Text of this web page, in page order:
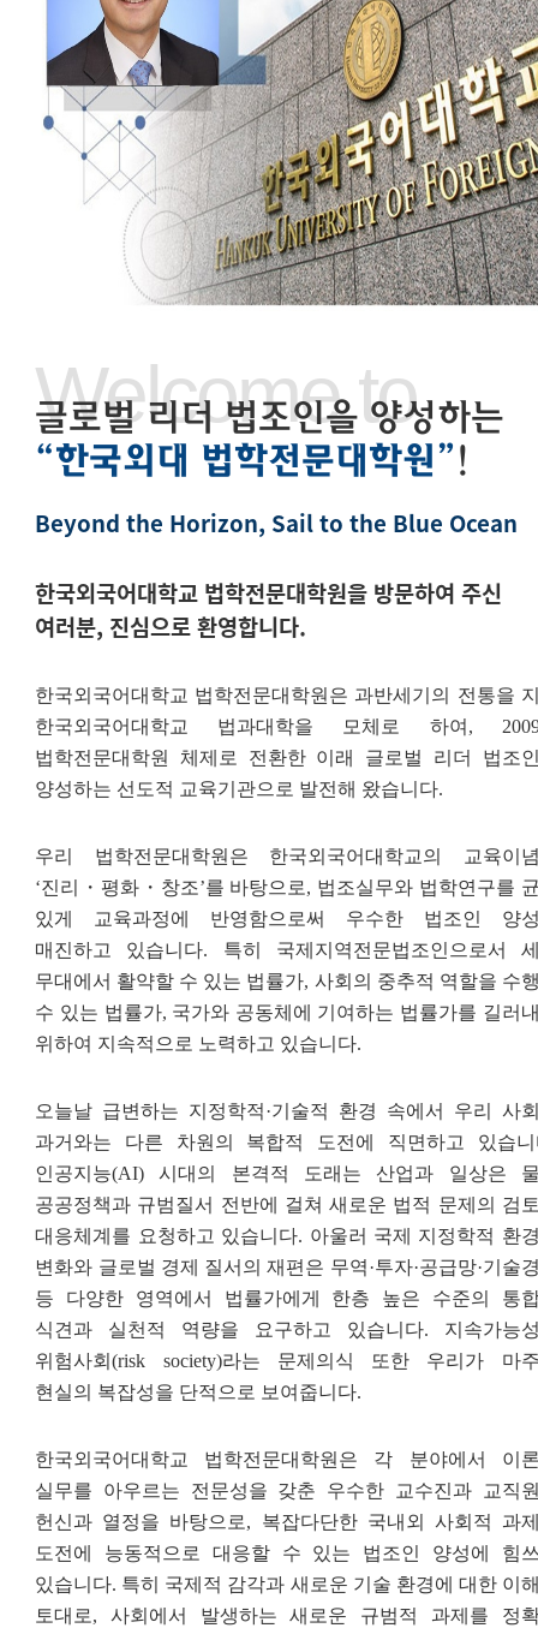
Welcome to
글로벌 리더 법조인을 양성하는
“한국외대 법학전문대학원”!
Beyond the Horizon, Sail to the Blue Ocean
한국외국어대학교 법학전문대학원을 방문하여 주신
여러분, 진심으로 환영합니다.
한국외국어대학교 법학전문대학원은 과반세기의
전통을
한국외국어대학교 법과대학을 모체로 하여 ,
법학전문대학원 체제로 전환한 이래 글로벌 리더 법조
양성하는 선도적 교육기관으로 발전해 왔습니다.
우리 법학전문대학원은 한국외국어대학교의 교육이
‘진리 ・ 평화・ 창조’를 바탕으로, 법조실무와 법학연구를
있게 교육과정에 반영함으로써 우수한 법조인 양
매진하고 있습니다. 특히 국제지역전문법조인으로서
무대에서 활약할 수 있는 법률가, 사회의 중추적 역할을 수
수 있는 법률가, 국가와 공동체에 기여하는 법률가를 길러
위하여 지속적으로 노력하고 있습니다.
오늘날 급변하는 지정학적·기술적 환경 속에서 우리 사
과거와는 다른 차원의 복합적 도전에 직면하고 있습니
인공지능(AI)시대의 본격적 도래는 산업과 일상은
공공정책과 규범질서 전반에 걸쳐 새로운 법적 문제의 검
대응체계를 요청하고 있습니다. 아울러 국제 지정학적 환
변화와 글로벌 경제 질서의 재편은 무역·투자·공급망·기술
등 다양한 영역에서 법률가에게 한층 높은 수준의 통
식견과 실천적 역량을 요구하고 있습니다. 지속가능
위험사회(risk society)라는 문제의식 또한 우리가 마
현실의 복잡성을 단적으로 보여줍니다.
한국외국어대학교 법학전문대학원은 각 분야에서 이
실무를 아우르는 전문성을 갖춘 우수한 교수진과 교직
헌신과 열정을 바탕으로, 복잡다단한 국내외 사회적 과
도전에 능동적으로 대응할 수 있는 법조인 양성에 힘
있습니다. 특히 국제적 감각과 새로운 기술 환경에 대한 이
토대로, 사회에서 발생하는 새로운 규범적 과제를 정